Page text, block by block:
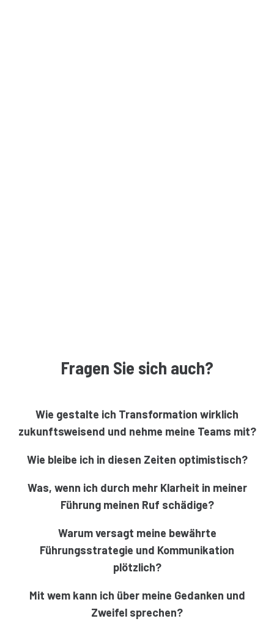
Fragen Sie sich auch?
Wie gestalte ich Transformation wirklich
zukunftsweisend und nehme meine Teams mit?
Wie bleibe ich in diesen Zeiten optimistisch?
Was, wenn ich durch mehr Klarheit in meiner
Führung meinen Ruf schädige?
Warum versagt meine bewährte
Führungsstrategie und Kommunikation
plötzlich?
Mit wem kann ich über meine Gedanken und
Zweifel sprechen?